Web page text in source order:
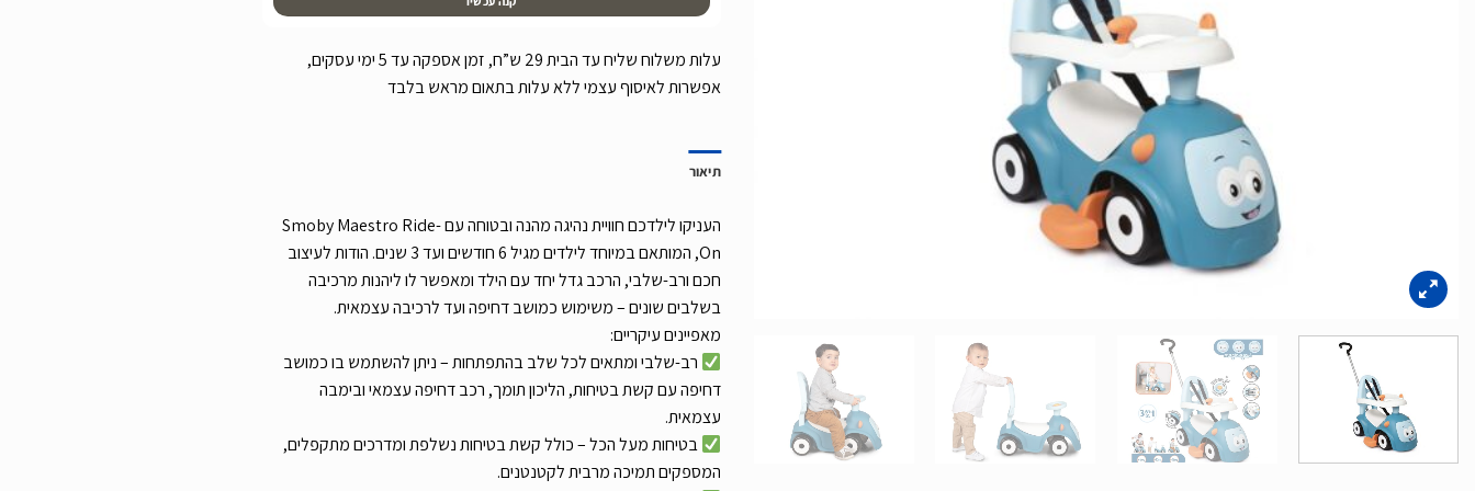
עלות משלוח שליח עד הבית 29 ש”ח, זמן אספקה עד 5 ימי עסקים,
אפשרות לאיסוף עצמי ללא עלות בתאום מראש בלבד
תיאור
העניקו לילדכם חוויית נהיגה מהנה ובטוחה עם Smoby Maestro Ride-
On, המותאם במיוחד לילדים מגיל 6 חודשים ועד 3 שנים. הודות לעיצוב
חכם ורב-שלבי, הרכב גדל יחד עם הילד ומאפשר לו ליהנות מרכיבה
בשלבים שונים – משימוש כמושב דחיפה ועד לרכיבה עצמאית.
מאפיינים עיקריים:
רב-שלבי ומתאים לכל שלב בהתפתחות – ניתן להשתמש בו כמושב
דחיפה עם קשת בטיחות, הליכון תומך, רכב דחיפה עצמאי ובימבה
עצמאית.
בטיחות מעל הכל – כולל קשת בטיחות נשלפת ומדרכים מתקפלים,
המספקים תמיכה מרבית לקטנטנים.